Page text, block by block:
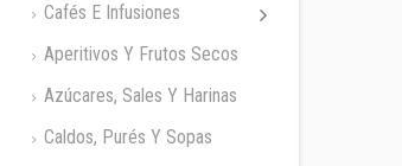
Cafés E Infusiones
Aperitivos Y Frutos Secos
Azúcares, Sales Y Harinas
Caldos, Purés Y Sopas